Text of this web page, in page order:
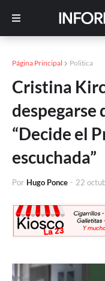
Página Principal Politica
Cristina
despegarse
“Decide el
escuchada”
Por Hugo Ponce - 22